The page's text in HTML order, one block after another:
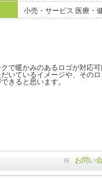
小売・サービス 医療・
で暖かみのあるロゴが対応可
いているイメージや、その
きると思います。
お問い